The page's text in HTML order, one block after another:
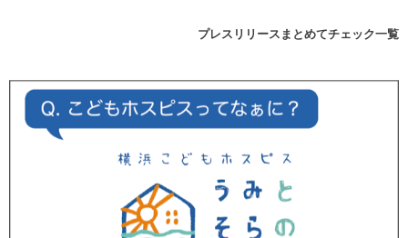
プレスリリースまとめてチェック一覧